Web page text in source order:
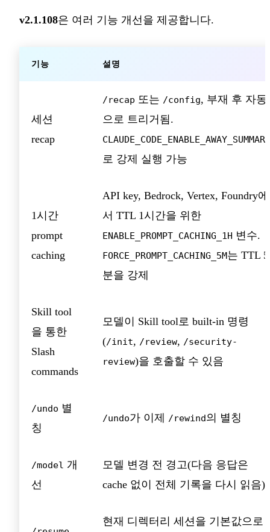
v2.1.108은 여러 기능 개선을 제공합니다.
기능 설명
세션
recap
/recap 또는 /config, 부재 후 자동
으로 트리거됨.
CLAUDE_CODE_ENABLE_AWAY_SUMMARY
로 강제 실행 가능
1시간
prompt
caching
API key, Bedrock, Vertex, Foundry에
서 TTL 1시간을 위한
ENABLE_PROMPT_CACHING_1H 변수.
FORCE_PROMPT_CACHING_5M는 TTL 5
분을 강제
Skill tool
을 통한
Slash
commands
모델이 Skill tool로 built-in 명령
(/init, /review, /security-
review)을 호출할 수 있음
/undo 별
칭
/undo가 이제 /rewind의 별칭
/model 개
선
모델 변경 전 경고(다음 응답은
cache 없이 전체 기록을 다시 읽음)
현재 디렉터리 세션을 기본값으로